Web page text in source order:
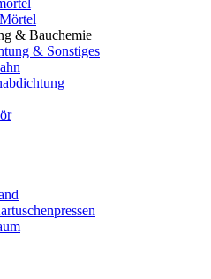
& Bauchemie
& Sonstiges